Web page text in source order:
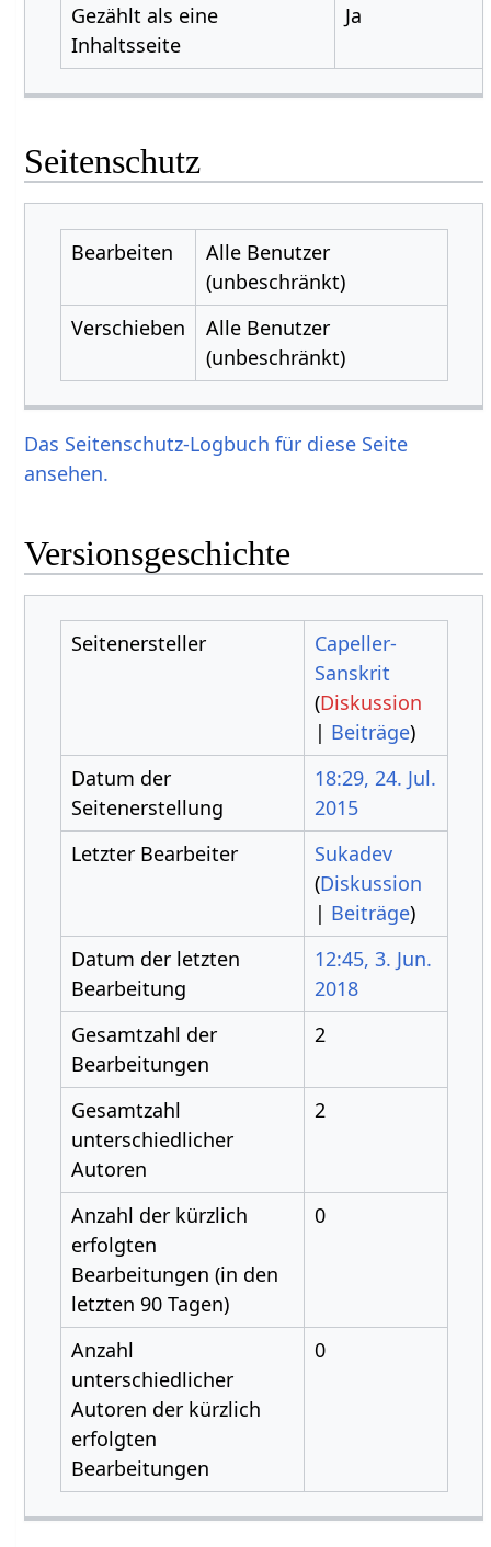
Gezählt als eine
Inhaltsseite
Ja
Seitenschutz
Bearbeiten
Alle Benutzer
(unbeschränkt)
Verschieben
Alle Benutzer
(unbeschränkt)
Das Seitenschutz-Logbuch für diese Seite
ansehen.
Versionsgeschichte
Seitenersteller
Capeller-
Sanskrit
(Diskussion
| Beiträge)
Datum der
Seitenerstellung
18:29, 24. Jul.
2015
Letzter Bearbeiter
Sukadev
(Diskussion
| Beiträge)
Datum der letzten
Bearbeitung
12:45, 3. Jun.
2018
Gesamtzahl der
Bearbeitungen
2
Gesamtzahl
unterschiedlicher
Autoren
2
Anzahl der kürzlich
erfolgten
Bearbeitungen (in den
letzten 90 Tagen)
0
Anzahl
unterschiedlicher
Autoren der kürzlich
erfolgten
Bearbeitungen
0